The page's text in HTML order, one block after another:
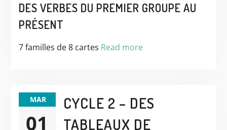
DES VERBES DU PREMIER GROUPE AU
PRÉSENT
7 familles de 8 cartes Read more
MAR
01
CYCLE 2 – DES
TABLEAUX DE